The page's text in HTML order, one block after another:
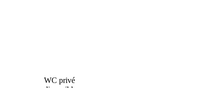
WC privé